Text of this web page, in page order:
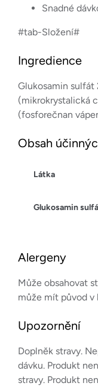
Snadné
#tab-Složení#
Ingredience
Glukosamin
(mikrokrystalická
(fosforečnan
Obsah
Látka
Glukosamin
Alergeny
Může obsahovat
může mít původ v
Upozornění
Doplněk stravy.
dávku. Produkt
stravy. Produkt